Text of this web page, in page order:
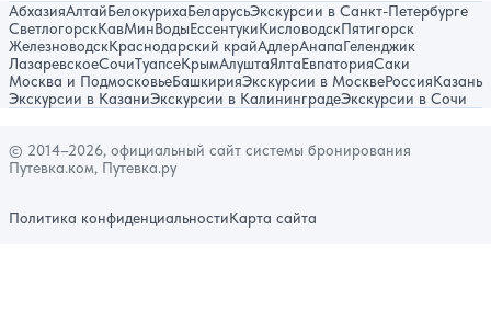
АбхазияАлтайБелокурихаБеларусьЭкскурсии в Санкт-Петербурге
СветлогорскКавМинВодыЕссентукиКисловодскПятигорск
ЖелезноводскКраснодарский крайАдлерАнапаГеленджик
ЛазаревскоеСочиТуапсеКрымАлуштаЯлтаЕвпаторияСаки
Москва и ПодмосковьеБашкирияЭкскурсии в МосквеРоссияКазань
Экскурсии в КазаниЭкскурсии в КалининградеЭкскурсии в Сочи
© 2014–2026, официальный сайт системы бронирования
Путевка.ком, Путевка.ру
Политика конфиденциальностиКарта сайта